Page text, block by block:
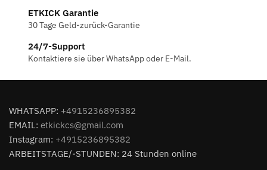
ETKICK Garantie
30 Tage Geld-zurück-Garantie
24/7-Support
Kontaktiere sie über WhatsApp oder E-Mail.
WHATSAPP: +4915236895382
EMAIL: etkickcs@gmail.com
Instagram: +4915236895382
ARBEITSTAGE/-STUNDEN: 24 Stunden online